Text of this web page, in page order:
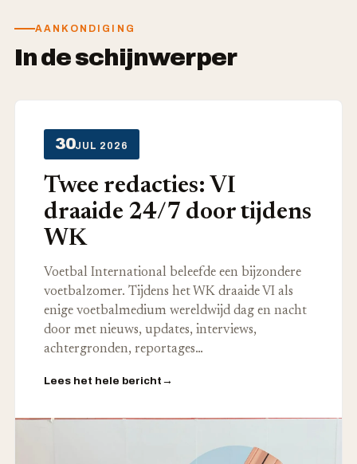
AANKONDIGING
In de schijnwerper
30JUL 2026
Twee redacties: VI
draaide 24/7 door tijdens
WK
Voetbal International beleefde een bijzondere
voetbalzomer. Tijdens het WK draaide VI als
enige voetbalmedium wereldwijd dag en nacht
door met nieuws, updates, interviews,
achtergronden, reportages…
Lees het hele bericht →